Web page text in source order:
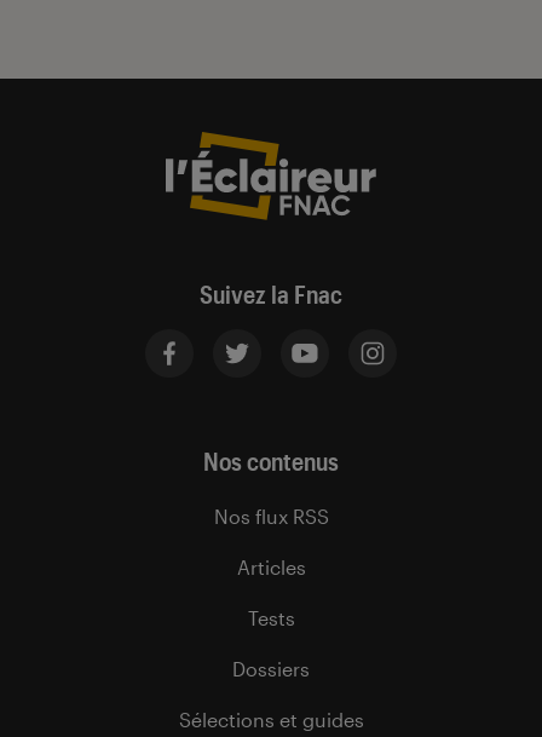
Suivez la Fnac
Nos contenus
Nos flux RSS
Articles
Tests
Dossiers
Sélections et guides